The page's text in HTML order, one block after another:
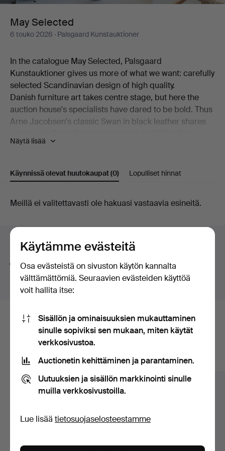
May Selected
6 touko 2026 · Palsgaard Kunstauktioner
In the catalogue May Selected, Palsgaard
Kunstauktioner gives us more of what we want: carefully
selected Scandinavian design of high quality.
Danish furniture art takes centre stage, but here the
auction house's specialists have dared to be bold. Thus
Arne Jacobsen's classic Swan in black leather shares
armchair. Also on show is a generous desk by Kai
Hans J Wegner.
Among the ceramics, beautiful works by Erik Pløen, Nils
August Hallin are on offer. And then there are lamps –
Jakobsson AB.
Among all of this, modern paintings, sculpture and a
number of refined pieces in the smaller format are also
on offer.
Welcome!
Näytä lisää
Käynnissä olevat huutokaupat(0) Lopulliset hinnat
Käynnissä
olevat
huutokaupat
Meillä ei valitettavasti ole hakuasi vastaavia esineitä.
Hakuvinkkejä
Teemme automaattisesti hakuja sanojen osilla. Jos
haet sanallakorulöydämme myösranne korukellon
Tässä ovat arkistossamme olevat
esineet, jotka vastaavat hakuasi
Näytä kaikki esineet
Käytämme evästeitä
Osa evästeistä on sivuston käytön kannalta
välttämättömiä. Seuraavien evästeiden käyttöä
voit hallita itse:
Sisällön ja ominaisuuksien mukauttaminen
sinulle sopiviksi sen mukaan, miten käytät
verkkosivustoa.
Auctionetin kehittäminen ja parantaminen.
Uutuuksien ja sisällön markkinointi sinulle
muilla verkkosivustoilla.
Lue lisää tietosuojaselosteestamme